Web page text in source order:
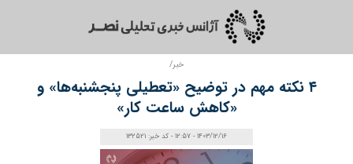
خبر/
۴ نکته مهم در توضیح «تعطیلی پنجشنبه‌ها» و
«کاهش ساعت کار»
1403/12/16 - 12:57 - کد خبر: 132521